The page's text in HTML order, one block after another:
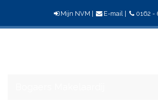
Mijn NVM E-mail| 0162 -